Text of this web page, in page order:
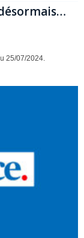
25/07/2024.